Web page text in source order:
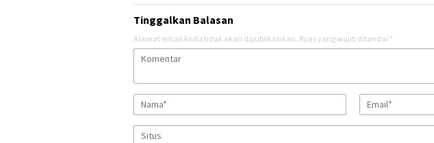
Tinggalkan Balasan
Alamat email Anda tidak akan dipublikasikan. Ruas yang wajib ditandai *